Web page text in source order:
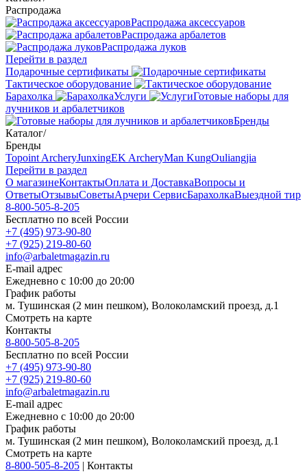
Распродажа
Распродажа аксессуаров
Распродажа арбалетов
Распродажа луков
Перейти в раздел
Подарочные сертификаты
Тактическое оборудование
Барахолка
Услуги
Готовые наборы для
лучников и арбалетчиков
Бренды
Каталог/
Бренды
Topoint ArcheryJunxingEK ArcheryMan KungOuliangjia
Перейти в раздел
О магазинеКонтактыОплата и ДоставкаВопросы и
ОтветыОтзывыСоветыАрчери СервисБарахолкаВыездной тир
8-800-505-8-205
Бесплатно по всей России
+7 (495) 973-90-80
+7 (925) 219-80-60
info@arbaletmagazin.ru
E-mail адрес
Ежедневно с 10:00 до 20:00
График работы
м. Тушинская (2 мин пешком), Волоколамский проезд, д.1
Смотреть на карте
Контакты
8-800-505-8-205
Бесплатно по всей России
+7 (495) 973-90-80
+7 (925) 219-80-60
info@arbaletmagazin.ru
E-mail адрес
Ежедневно с 10:00 до 20:00
График работы
м. Тушинская (2 мин пешком), Волоколамский проезд, д.1
Смотреть на карте
8-800-505-8-205 | Контакты